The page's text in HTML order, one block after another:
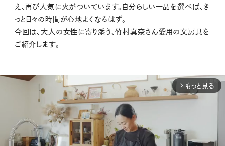
え、再び人気に火がついています。自分らしい一品を選べば、き
っと日々の時間が心地よくなるはず。
今回は、大人の女性に寄り添う、竹村真奈さん愛用の文房具を
ご紹介します。
arrow_forward_ios もっと見る